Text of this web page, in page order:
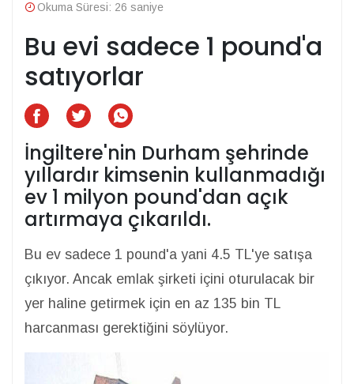
Okuma Süresi: 26 saniye
Bu evi sadece 1 pound'a
satıyorlar
İngiltere'nin Durham şehrinde
yıllardır kimsenin kullanmadığı
ev 1 milyon pound'dan açık
artırmaya çıkarıldı.
Bu ev sadece 1 pound'a yani 4.5 TL'ye satışa
çıkıyor. Ancak emlak şirketi içini oturulacak bir
yer haline getirmek için en az 135 bin TL
harcanması gerektiğini söylüyor.